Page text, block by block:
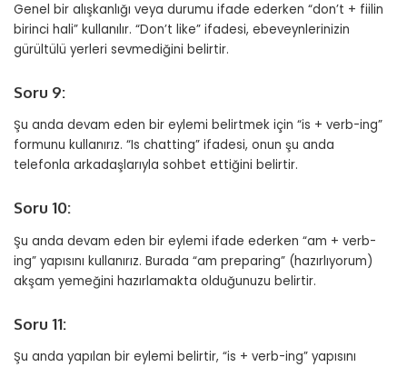
Genel bir alışkanlığı veya durumu ifade ederken “don’t + fiilin
birinci hali” kullanılır. “Don’t like” ifadesi, ebeveynlerinizin
gürültülü yerleri sevmediğini belirtir.
Soru 9:
Şu anda devam eden bir eylemi belirtmek için “is + verb-ing”
formunu kullanırız. “Is chatting” ifadesi, onun şu anda
telefonla arkadaşlarıyla sohbet ettiğini belirtir.
Soru 10:
Şu anda devam eden bir eylemi ifade ederken “am + verb-
ing” yapısını kullanırız. Burada “am preparing” (hazırlıyorum)
akşam yemeğini hazırlamakta olduğunuzu belirtir.
Soru 11:
Şu anda yapılan bir eylemi belirtir, “is + verb-ing” yapısını